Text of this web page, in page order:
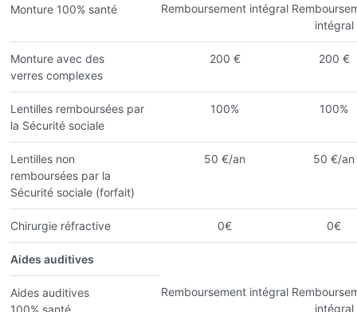
Monture 100% santé Remboursement intégral
intégral
Monture avec des
verres complexes
200 € 200 €
Lentilles remboursées par
la Sécurité sociale
100% 100%
Lentilles non
remboursées par la
Sécurité sociale (forfait)
50 €/an 50 €/an
Chirurgie réfractive 0€ 0€
Aides auditives
Aides auditives
100% santé
Remboursement intégral
intégral